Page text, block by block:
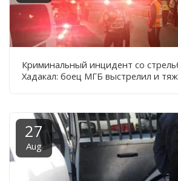
Криминальный инцидент со
Хадакал: боец ​​МГБ выстрелил и
27
Aug